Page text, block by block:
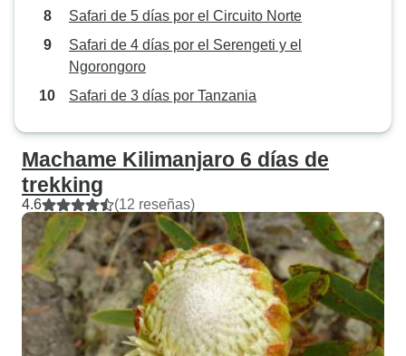
Safari de 5 días por el Circuito Norte
Safari de 4 días por el Serengeti y el
Ngorongoro
Safari de 3 días por Tanzania
Machame Kilimanjaro 6 días de
trekking
4.6 (12 reseñas)